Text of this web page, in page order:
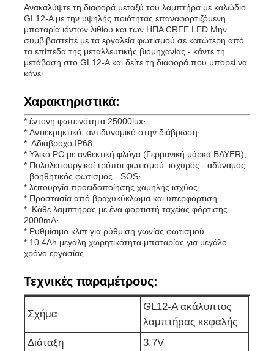
Φώτα ορυχείων LED
Ασύρματο φωτιστικό καπάκι εξόρυξης
Επαναφορτιζόμενα λαμπτήρες καπάκις εξορυκτικών
υπόγεια λαμπτήρα καλώδιο χωρίς καπάκι
Φώτα εξόρυξης άνθρακα
Φώτα κεφαλής ανθρακωρύχων
Φωτοβολταϊκό ασφαλή από έκρηξη
Βιομηχανικό φως LED
Ανακαλύψτε τη διαφορά μεταξύ του λαμπτήρα με καλώδιο
GL12-A με την υψηλής ποιότητας επαναφορτιζόμενη
μπαταρία ιόντων λιθίου και των ΗΠΑ CREE LED.Μην
συμβιβαστείτε με τα εργαλεία φωτισμού σε κατώτερη από
τα επίπεδα της μεταλλευτικής βιομηχανίας - κάντε τη
μετάβαση στο GL12-A και δείτε τη διαφορά που μπορεί να
κάνει.
Χαρακτηριστικά:
* έντονη φωτεινότητα 25000lux·
* Αντιεκρηκτικό, αντιδυναμικό στην διάβρωση·
*. Αδιάβροχο IP68;
* Υλικό PC με ανθεκτική φλόγα (Γερμανική μάρκα BAYER);
* Πολυλειτουργικοί τρόποι φωτισμού: ισχυρός - αδύναμος
- βοηθητικός φωτισμός - SOS·
* λειτουργία προειδοποίησης χαμηλής ισχύος·
* Προστασία από βραχυκύκλωμα και υπερφόρτιση
*. Κάθε λαμπτήρας με ένα φορτιστή ταχείας φόρτισης
2000mA·
* Ρυθμίσιμο κλιπ για ρύθμιση γωνίας φωτισμού.
* 10.4Ah μεγάλη χωρητικότητα μπαταρίας για μεγάλο
χρόνο εργασίας.
Τεχνικές παραμέτρους:
Σχήμα
GL12-Α ακάλυπτος
λαμπτήρας κεφαλής
Διάταξη
3.7V